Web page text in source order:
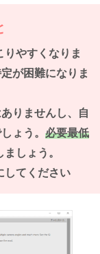
りやすくなりま
が困難になりま
りませんし、自
ょう。 必要最低
ましょう。
してください